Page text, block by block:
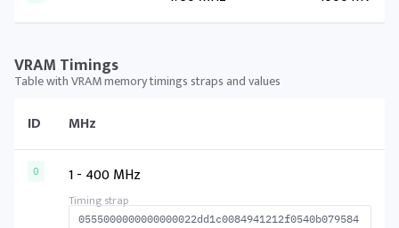
VRAM Timings
Table with VRAM memory timings straps and values
ID MHz
0 1 - 400 MHz
0555000000000000022dd1c0084941212f0540b079584